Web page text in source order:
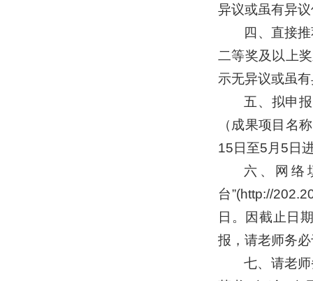
异议或虽有异
四、直接
二等奖及以上
示无异议或虽
五、拟申
（成果项目名
15日至5月5日
六、网络
台”(http://
日。因截止日
报，请老师务
七、请老